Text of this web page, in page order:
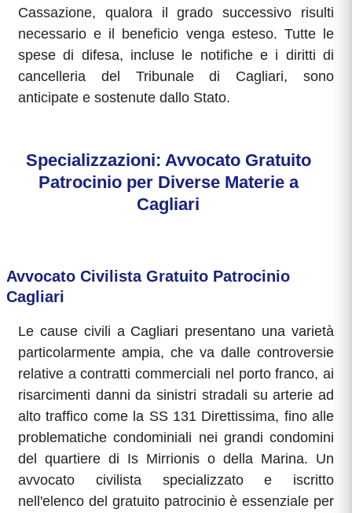
Cassazione, qualora il grado successivo risulti
necessario e il beneficio venga esteso. Tutte le
spese di difesa, incluse le notifiche e i diritti di
cancelleria del Tribunale di Cagliari, sono
anticipate e sostenute dallo Stato.
Specializzazioni: Avvocato Gratuito
Patrocinio per Diverse Materie a
Cagliari
Avvocato Civilista Gratuito Patrocinio
Cagliari
Le cause civili a Cagliari presentano una varietà
particolarmente ampia, che va dalle controversie
relative a contratti commerciali nel porto franco, ai
risarcimenti danni da sinistri stradali su arterie ad
alto traffico come la SS 131 Direttissima, fino alle
problematiche condominiali nei grandi condomini
del quartiere di Is Mirrionis o della Marina. Un
avvocato civilista specializzato e iscritto
nell'elenco del gratuito patrocinio è essenziale per